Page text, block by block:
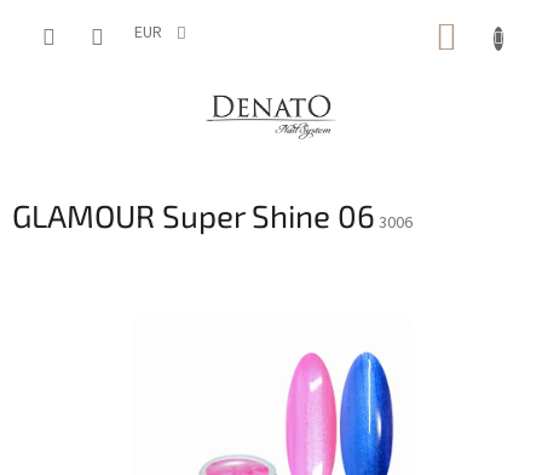
EUR
GLAMOUR Super Shine 06 3006